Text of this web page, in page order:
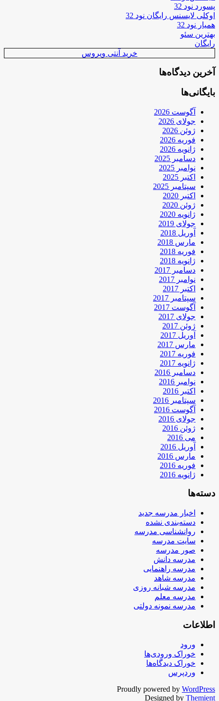
پسورد نود 32
اوکلی لایسنس رایگان نود 32
همیار نود 32
بهترین سئو
رایگان
خرید آنتی ویروس
آخرین دیدگاه‌ها
بایگانی‌ها
آگوست 2026
جولای 2026
ژوئن 2026
فوریه 2026
ژانویه 2026
دسامبر 2025
نوامبر 2025
اکتبر 2025
سپتامبر 2025
اکتبر 2020
ژوئن 2020
ژانویه 2020
جولای 2019
آوریل 2018
مارس 2018
فوریه 2018
ژانویه 2018
دسامبر 2017
نوامبر 2017
اکتبر 2017
سپتامبر 2017
آگوست 2017
جولای 2017
ژوئن 2017
آوریل 2017
مارس 2017
فوریه 2017
ژانویه 2017
دسامبر 2016
نوامبر 2016
اکتبر 2016
سپتامبر 2016
آگوست 2016
جولای 2016
ژوئن 2016
می 2016
آوریل 2016
مارس 2016
فوریه 2016
ژانویه 2016
دسته‌ها
اخبار مدرسه جدید
دسته‌بندی نشده
روانشناسی مدرسه
سایت مدرسه
صور مدرسه
مدرسه دانش
مدرسه راهنمایی
مدرسه شاهد
مدرسه شبانه روزی
مدرسه معلم
مدرسه نمونه دولتی
اطلاعات
ورود
خوراک ورودی‌ها
خوراک دیدگاه‌ها
وردپرس
Proudly powered by WordPress
Designed by Themient